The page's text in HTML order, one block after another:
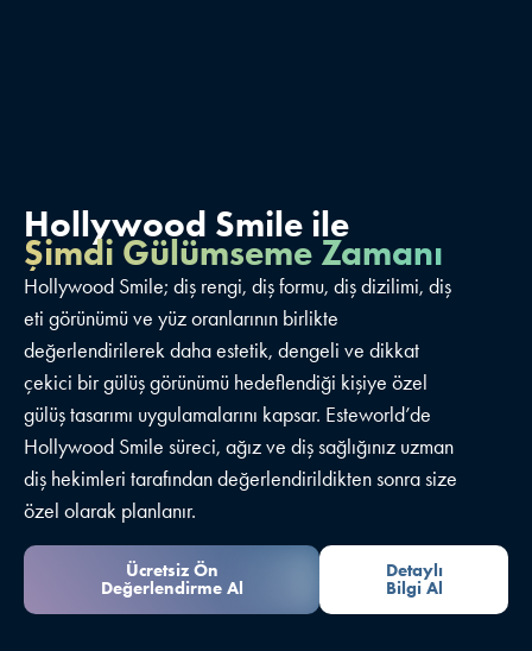
Hollywood Smile ile
Şimdi Gülümseme Zamanı
Hollywood Smile; diş rengi, diş formu, diş dizilimi, diş
eti görünümü ve yüz oranlarının birlikte
değerlendirilerek daha estetik, dengeli ve dikkat
çekici bir gülüş görünümü hedeflendiği kişiye özel
gülüş tasarımı uygulamalarını kapsar. Esteworld’de
Hollywood Smile süreci, ağız ve diş sağlığınız uzman
diş hekimleri tarafından değerlendirildikten sonra size
özel olarak planlanır.
Ücretsiz Ön
Değerlendirme Al
Detaylı
Bilgi Al